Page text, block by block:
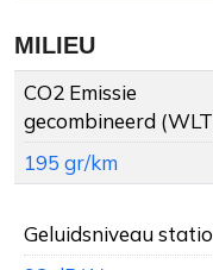
MILIEU
CO2 Emissie
gecombineerd
195 gr/km
Geluidsniveau